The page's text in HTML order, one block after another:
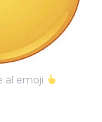
al emoji